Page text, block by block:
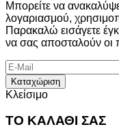
Μπορείτε να
λογαριασμού,
Παρακαλώ εισάγετε
να σας αποσταλούν οι
Καταχώριση
Κλείσιμο
ΤΟ ΚΑΛΑΘΙ ΣΑΣ